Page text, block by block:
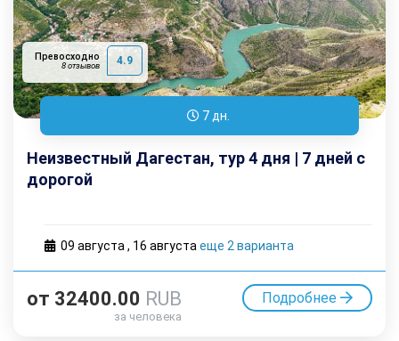
Превосходно
8 отзывов 4.9
7 дн.
Неизвестный Дагестан, тур 4 дня | 7 дней с
дорогой
09 августа, 16 августаеще 2 варианта
от 32400.00 RUB
за человека
Подробнее